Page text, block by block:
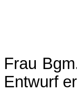
Frau
Entwurf